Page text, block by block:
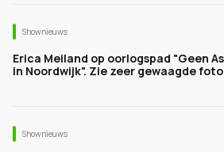
Shownieuws
Erica Meiland op oorlogspad "Geen
in Noordwijk". Zie zeer gewaagde
Shownieuws